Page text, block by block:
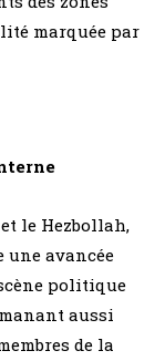
marquée par
le Hezbollah,
une avancée
politique
aussi
de la